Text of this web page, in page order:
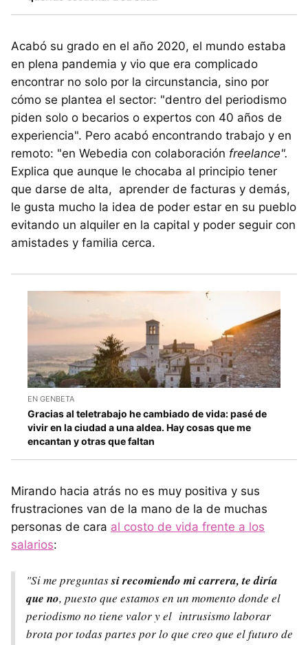
Acabó su grado en el año 2020, el mundo estaba
en plena pandemia y vio que era complicado
encontrar no solo por la circunstancia, sino por
cómo se plantea el sector: "dentro del periodismo
piden solo o becarios o expertos con 40 años de
experiencia". Pero acabó encontrando trabajo y en
remoto: "en Webedia con colaboración freelance".
Explica que aunque le chocaba al principio tener
que darse de alta, aprender de facturas y demás,
le gusta mucho la idea de poder estar en su pueblo
evitando un alquiler en la capital y poder seguir con
amistades y familia cerca.
EN GENBETA
Gracias al teletrabajo he cambiado de vida: pasé de
vivir en la ciudad a una aldea. Hay cosas que me
encantan y otras que faltan
Mirando hacia atrás no es muy positiva y sus
frustraciones van de la mano de la de muchas
personas de cara al costo de vida frente a los
salarios:
"Si me preguntassi recomiendo mi carrera, te diría
que no, puesto que estamos en un momento donde el
periodismo no tiene valor y el intrusismo laborar
brota por todas partes por lo que creo que el futuro de